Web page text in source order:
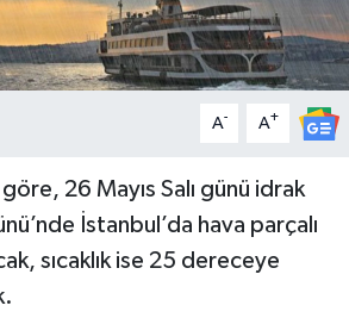
A- A+
26 Mayıs Salı günü idrak
İstanbul’da hava parçalı
sıcaklık ise 25 dereceye